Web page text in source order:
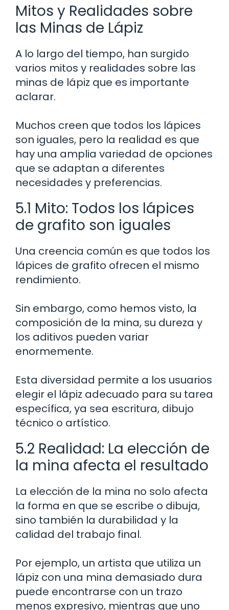
Mitos y Realidades sobre
las Minas de Lápiz
A lo largo del tiempo, han surgido
varios mitos y realidades sobre las
minas de lápiz que es importante
aclarar.
Muchos creen que todos los lápices
son iguales, pero la realidad es que
hay una amplia variedad de opciones
que se adaptan a diferentes
necesidades y preferencias.
5.1 Mito: Todos los lápices
de grafito son iguales
Una creencia común es que todos los
lápices de grafito ofrecen el mismo
rendimiento.
Sin embargo, como hemos visto, la
composición de la mina, su dureza y
los aditivos pueden variar
enormemente.
Esta diversidad permite a los usuarios
elegir el lápiz adecuado para su tarea
específica, ya sea escritura, dibujo
técnico o artístico.
5.2 Realidad: La elección de
la mina afecta el resultado
La elección de la mina no solo afecta
la forma en que se escribe o dibuja,
sino también la durabilidad y la
calidad del trabajo final.
Por ejemplo, un artista que utiliza un
lápiz con una mina demasiado dura
puede encontrarse con un trazo
menos expresivo, mientras que uno